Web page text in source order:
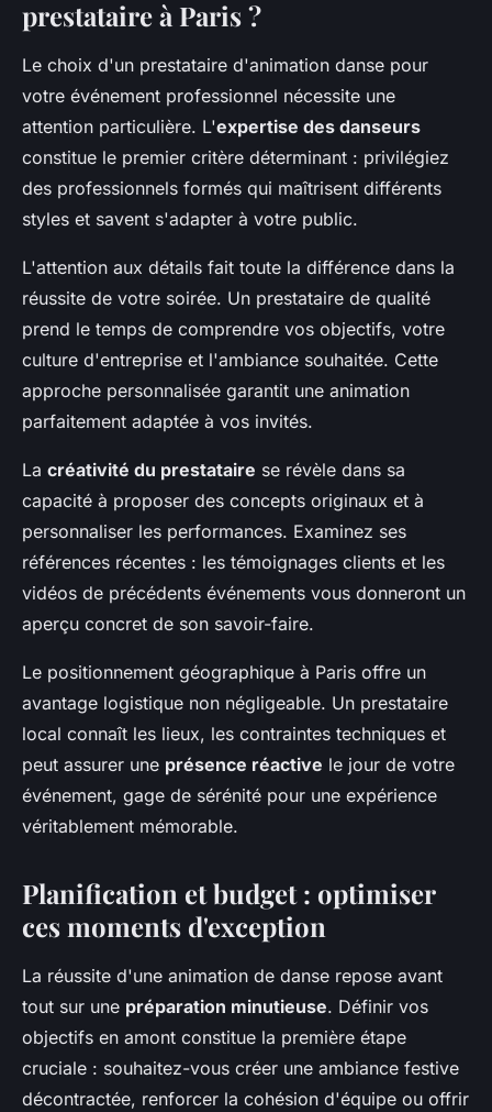
prestataire à Paris ?
Le choix d'un prestataire d'animation danse pour
votre événement professionnel nécessite une
attention particulière. L'expertise des danseurs
constitue le premier critère déterminant : privilégiez
des professionnels formés qui maîtrisent différents
styles et savent s'adapter à votre public.
L'attention aux détails fait toute la différence dans la
réussite de votre soirée. Un prestataire de qualité
prend le temps de comprendre vos objectifs, votre
culture d'entreprise et l'ambiance souhaitée. Cette
approche personnalisée garantit une animation
parfaitement adaptée à vos invités.
La créativité du prestataire se révèle dans sa
capacité à proposer des concepts originaux et à
personnaliser les performances. Examinez ses
références récentes : les témoignages clients et les
vidéos de précédents événements vous donneront un
aperçu concret de son savoir-faire.
Le positionnement géographique à Paris offre un
avantage logistique non négligeable. Un prestataire
local connaît les lieux, les contraintes techniques et
peut assurer une présence réactive le jour de votre
événement, gage de sérénité pour une expérience
véritablement mémorable.
Planification et budget : optimiser
ces moments d'exception
La réussite d'une animation de danse repose avant
tout sur une préparation minutieuse. Définir vos
objectifs en amont constitue la première étape
cruciale : souhaitez-vous créer une ambiance festive
décontractée, renforcer la cohésion d'équipe ou offrir